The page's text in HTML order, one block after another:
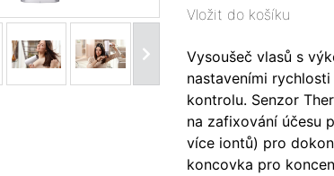
Vložit do košíku
Vysoušeč vlasů s
nastaveními
kontrolu. Senzor
na zafixování účesu
více iontů) pro
koncovka pro